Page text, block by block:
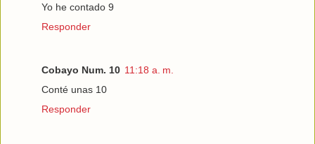
Yo he contado 9
Responder
Cobayo Num. 10 11:18 a. m.
Conté unas 10
Responder